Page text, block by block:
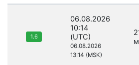
1.6
06.08.2026
10:14
(UTC)
06.08.2026
13:14 (MSK)